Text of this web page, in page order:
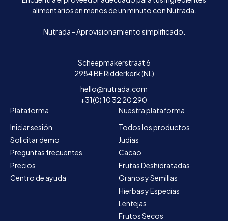
alimentarios en menos de un minuto con Nutrada.
Nutrada - Aprovisionamiento simplificado.
Scheepmakerstraat 6
2984 BE Ridderkerk (NL)
hello@nutrada.com
+31(0) 10 32 20 290
Plataforma
Iniciar sesión
Solicitar demo
Preguntas frecuentes
Precios
Centro de ayuda
Nuestra plataforma
Todos los productos
Judías
Cacao
Frutas Deshidratadas
Granos y Semillas
Hierbas y Especias
Lentejas
Frutos Secos